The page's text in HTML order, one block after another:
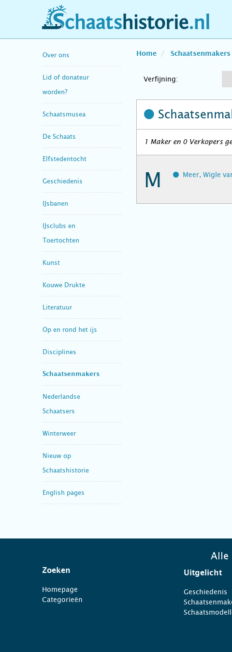
schaatshistorie.nl
Over ons
Lid of donateur
worden?
Schaatsmusea
De Schaats
Elfstedentocht
Geschiedenis
IJsbanen
IJsclubs en
Toertochten
Kunst
Kouwe Drukte
Literatuur
Op en rond het ijs
Disciplines
Schaatsenmakers
Nederlandse
Schaatsers
Winterweer
Nieuw op
Schaatshistorie
English pages
Home Schaatsenmakers
Verfijning:
1 Maker en 0 Verkopers
M Meer, Wigle
Alle
Zoeken
Homepage
Categorieën
Uitgelicht
Geschiedenis